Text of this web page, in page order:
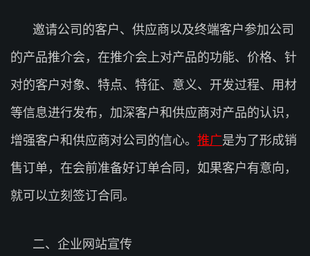
邀请公司的客户、供应商以及终端客户参加公司
的产品推介会，在推介会上对产品的功能、价格、针
对的客户对象、特点、特征、意义、开发过程、用材
等信息进行发布，加深客户和供应商对产品的认识，
增强客户和供应商对公司的信心。 推广是为了形成销
售订单，在会前准备好订单合同，如果客户有意向，
就可以立刻签订合同。
二、企业网站宣传